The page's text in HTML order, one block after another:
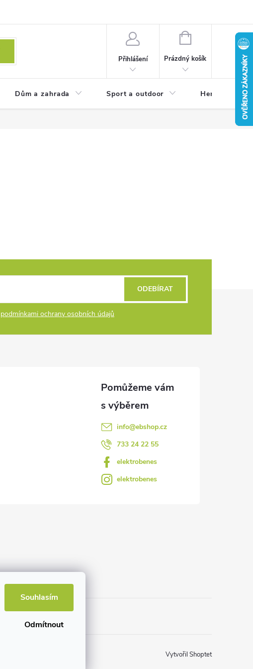
Souhlasím
Odmítnout
Přihlášení
NÁKUPNÍ
Prázdný košík
Dům a zahrada Sport a outdoor Herní zóna
podmínkami ochrany osobních údajů
ODEBÍRAT
info@ebshop.cz
733 24 22 55
elektrobenes
elektrobenes
Vytvořil Shoptet